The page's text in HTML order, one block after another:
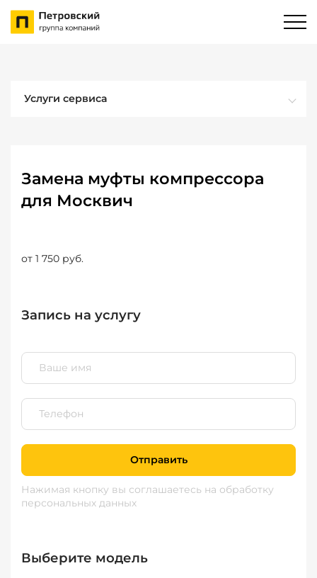
Услуги сервиса
Замена муфты компрессора
для Москвич
от 1 750 руб.
Запись на услугу
Отправить
Нажимая кнопку вы соглашаетесь на обработку
персональных данных
Выберите модель